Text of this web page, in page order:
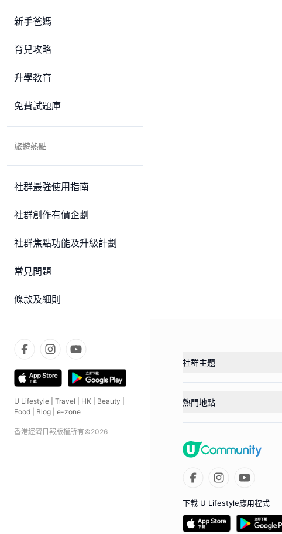
新手爸媽
育兒攻略
升學教育
免費試題庫
旅遊熱點
社群最強使用指南
社群創作有價企劃
社群焦點功能及升級計劃
常見問題
條款及細則
U Lifestyle Travel HK Beauty
Food
Blog e-zone
香港經濟日報版權所有©2026
社群主題
熱門地點
下載 U Lifestyle應用程式